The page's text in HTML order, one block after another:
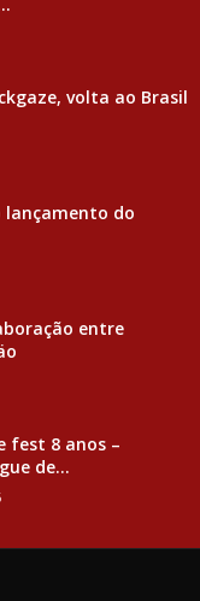
volta ao Brasil
lançamento do
entre
fest 8 anos –
de...